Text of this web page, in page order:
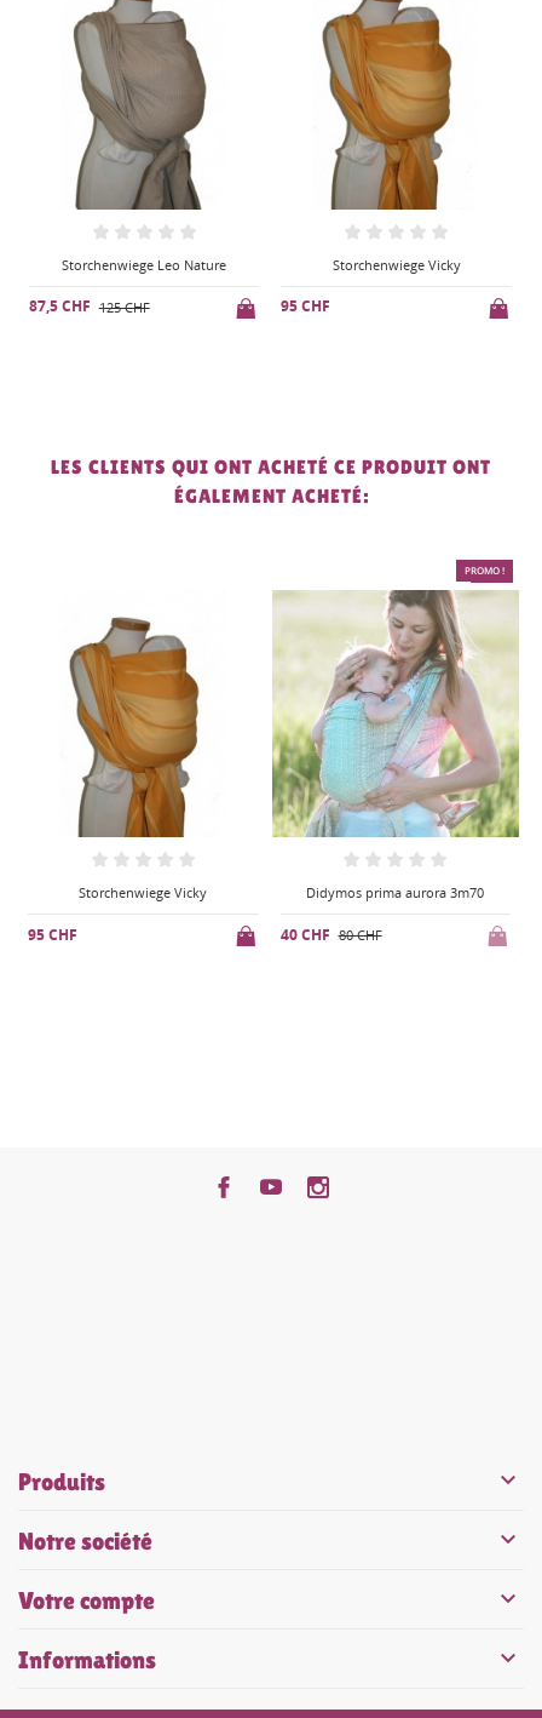
Storchenwiege Vicky
95 CHF
Storchenwiege Leo Lilas
95 CHF
LES CLIENTS QUI ONT ACHETÉ CE PRODUIT ONT
ÉGALEMENT ACHETÉ:
Didymos prima aurora 3m70
40 CHF
Storchenwiege Vicky
95 CHF
Produits 
Notre société 
Votre compte 
Informations 